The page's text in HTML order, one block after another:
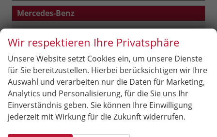
Mercedes-Benz
Sprinter
Vito
MG
Nissan
Wir respektieren Ihre Privatsphäre
Unsere Website setzt Cookies ein, um unsere Dienste
für Sie bereitzustellen. Hierbei berücksichtigen wir Ihre
Auswahl und verarbeiten nur die Daten für Marketing,
Analytics und Personalisierung, für die Sie uns Ihr
Einverständnis geben. Sie können Ihre Einwilligung
jederzeit mit Wirkung für die Zukunft widerrufen.